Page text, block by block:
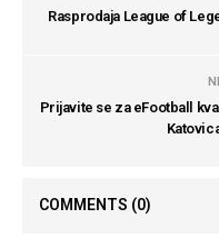
Rasprodaja League of
Prijavite se za eFootball
COMMENTS (0)